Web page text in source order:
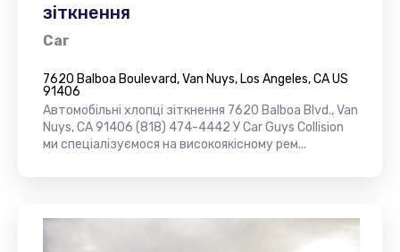
зіткнення
Car
7620 Balboa Boulevard, Van Nuys, Los Angeles, CA US
91406
Автомобільні хлопці зіткнення 7620 Balboa Blvd., Van
Nuys, CA 91406 (818) 474-4442 У Car Guys Collision
ми спеціалізуємося на високоякісному рем...